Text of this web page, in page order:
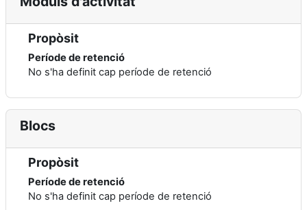
Propòsit
Període de retenció
No s'ha definit cap període de retenció
Blocs
Propòsit
Període de retenció
No s'ha definit cap període de retenció